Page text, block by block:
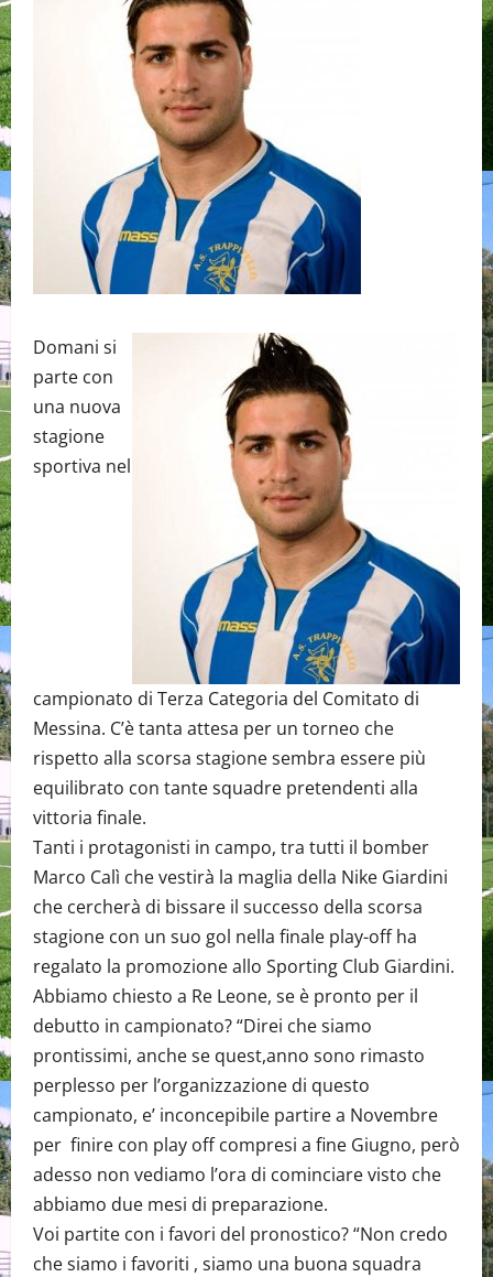
Domani si
parte con
una nuova
stagione
sportiva nel
campionato di Terza Categoria del Comitato di
Messina. C’è tanta attesa per un torneo che
rispetto alla scorsa stagione sembra essere più
equilibrato con tante squadre pretendenti alla
vittoria finale.
Tanti i protagonisti in campo, tra tutti il bomber
Marco Calì che vestirà la maglia della Nike Giardini
che cercherà di bissare il successo della scorsa
stagione con un suo gol nella finale play-off ha
regalato la promozione allo Sporting Club Giardini.
Abbiamo chiesto a Re Leone, se è pronto per il
debutto in campionato? “Direi che siamo
prontissimi, anche se quest,anno sono rimasto
perplesso per l’organizzazione di questo
campionato, e’ inconcepibile partire a Novembre
per finire con play off compresi a fine Giugno, però
adesso non vediamo l’ora di cominciare visto che
abbiamo due mesi di preparazione.
Voi partite con i favori del pronostico? “Non credo
che siamo i favoriti , siamo una buona squadra